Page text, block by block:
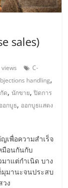
sales)
C-
handling,
ด,นักขาย,ปิดการ
ออกบูธ, ออกบูธแสดง
เพื่อความสำเร็จ
มือนกันกับ
าแต่กำเนิด บาง
มุมานะจนประสบ
วง